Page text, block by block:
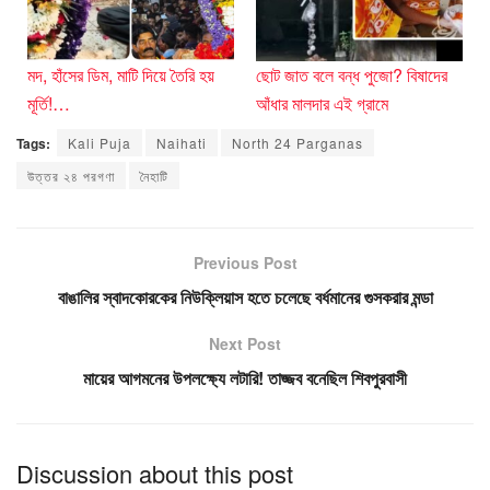
মদ, হাঁসের ডিম, মাটি দিয়ে তৈরি হয়
মূর্তি!…
ছোট জাত বলে বন্ধ পুজো? বিষাদের
আঁধার মালদার এই গ্রামে
Tags: Kali Puja Naihati
North 24 Parganas
উত্তর ২৪ পরগণা
নৈহাটি
Previous Post
বাঙালির স্বাদকোরকের নিউক্লিয়াস হতে চলেছে বর্ধমানের গুসকরার মন্ডা
Next Post
মায়ের আগমনের উপলক্ষ্যে লটারি! তাজ্জব বনেছিল শিবপুরবাসী
Discussion about this post